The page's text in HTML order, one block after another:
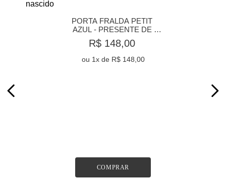
PORTA FRALDA PETIT
AZUL - PRESENTE DE
RECÉM-NASCIDO
R$ 148,00
ou 1x de R$ 148,00
COMPRAR